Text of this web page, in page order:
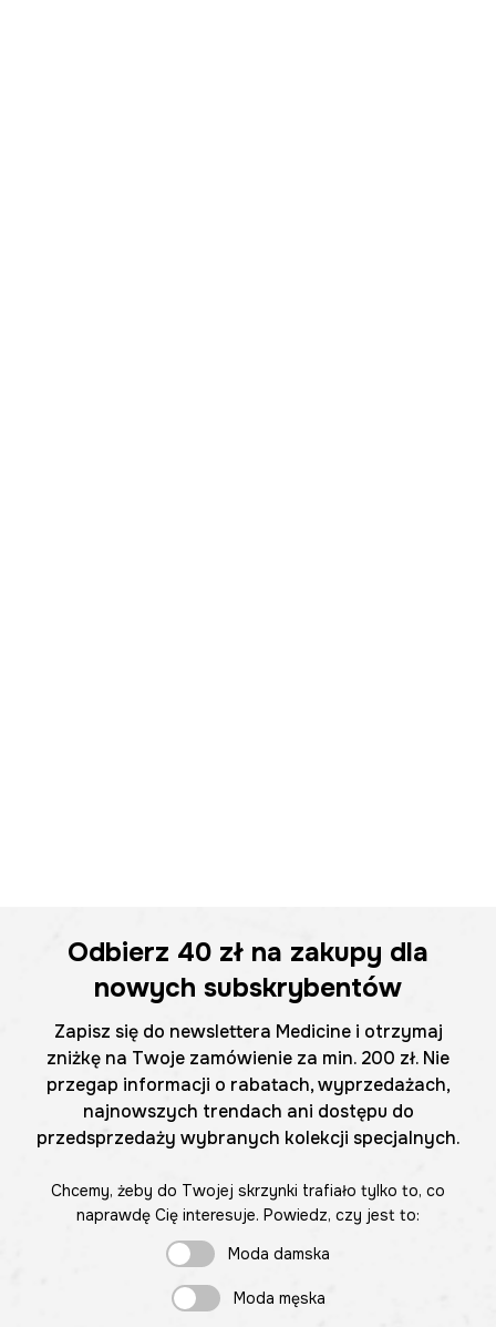
Odbierz 40 zł na zakupy dla
nowych subskrybentów
Zapisz się do newslettera Medicine i otrzymaj
zniżkę na Twoje zamówienie za min. 200 zł. Nie
przegap informacji o rabatach, wyprzedażach,
najnowszych trendach ani dostępu do
przedsprzedaży wybranych kolekcji specjalnych.
Chcemy, żeby do Twojej skrzynki trafiało tylko to, co
naprawdę Cię interesuje. Powiedz, czy jest to:
Moda damska
Moda męska